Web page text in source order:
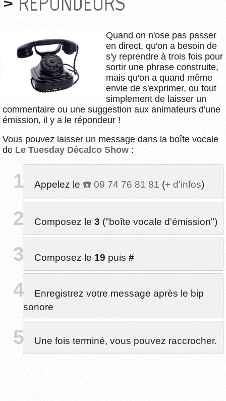
Quand on n'ose pas passer
en direct, qu'on a besoin de
s'y reprendre à trois fois pour
sortir une phrase construite,
mais qu'on a quand même
envie de s'exprimer, ou tout
simplement de laisser un
commentaire ou une suggestion aux animateurs d'une
émission, il y a le répondeur !
Vous pouvez laisser un message dans la boîte vocale
de Le Tuesday Décalco Show :
Appelez le 09 74 76 81 81 (+ d'infos)
Composez le 3 ("boîte vocale d'émission")
Composez le 19 puis #
Enregistrez votre message après le bip
sonore
Une fois terminé, vous pouvez raccrocher.